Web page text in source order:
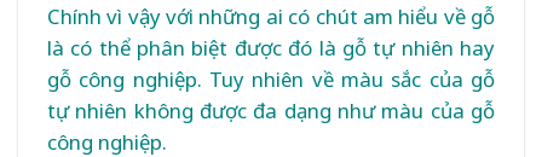
Chính vì vậy với những ai có chút am hiểu về gỗ
là có thể phân biệt được đó là gỗ tự nhiên hay
gỗ công nghiệp. Tuy nhiên về màu sắc của gỗ
tự nhiên không được đa dạng như màu của gỗ
công nghiệp.